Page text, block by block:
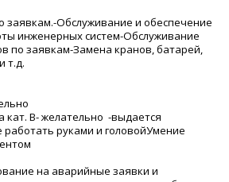
заявкам.-Обслуживание и обеспечение
инженерных систем-Обслуживание
по заявкам-Замена кранов, батарей,
т.д.
кат. В- желательно -выдается
руками и головойУмение
на аварийные заявки и